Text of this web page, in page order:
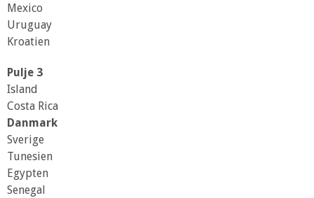
Mexico
Uruguay
Kroatien
Pulje 3
Island
Costa Rica
Danmark
Sverige
Tunesien
Egypten
Senegal